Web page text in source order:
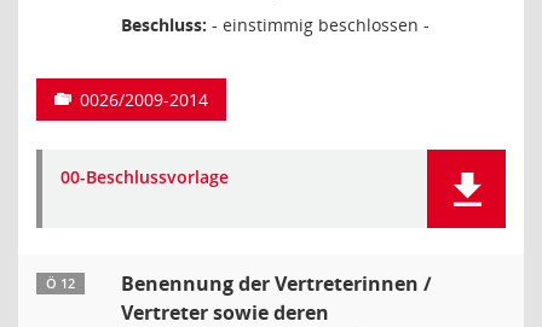
Beschluss: - einstimmig beschlossen -
0026/2009-2014
00-Beschlussvorlage
Ö 12
Benennung der Vertreterinnen /
Vertreter sowie deren